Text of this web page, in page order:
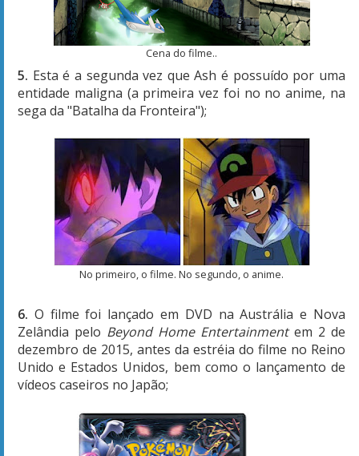
Cena do filme..
5. Esta é a segunda vez que Ash é possuído por uma
entidade maligna (a primeira vez foi no no anime, na
sega da "Batalha da Fronteira");
No primeiro, o filme. No segundo, o anime.
6. O filme foi lançado em DVD na Austrália e Nova
Zelândia pelo Beyond Home Entertainmentem 2 de
dezembro de 2015, antes da estréia do filme no Reino
Unido e Estados Unidos, bem como o lançamento de
vídeos caseiros no Japão;